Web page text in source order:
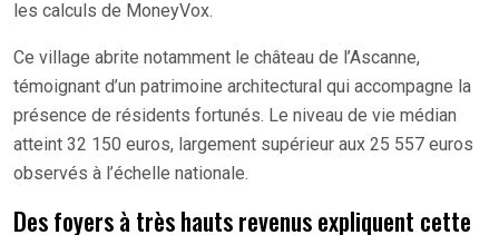
les calculs de MoneyVox.
Ce village abrite notamment le château de l’Ascanne,
témoignant d’un patrimoine architectural qui accompagne la
présence de résidents fortunés. Le niveau de vie médian
atteint 32 150 euros, largement supérieur aux 25 557 euros
observés à l’échelle nationale.
Des foyers à très hauts revenus expliquent cette